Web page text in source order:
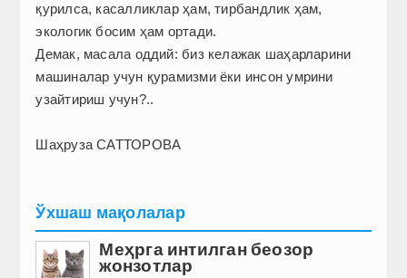
қурилса, касалликлар ҳам, тирбандлик ҳам,
экологик босим ҳам ортади.
Демак, масала оддий: биз келажак шаҳарларини
машиналар учун қурамизми ёки инсон умрини
узайтириш учун?..
Шаҳруза САТТОРОВА
Ўхшаш мақолалар
Меҳрга интилган беозор
жонзотлар